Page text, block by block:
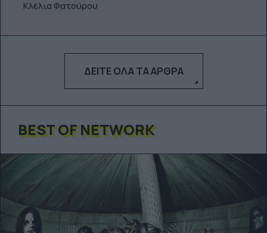
Κλέλια Φατούρου
ΔΕΊΤΕ ΌΛΑ ΤΑ ΆΡΘΡΑ
BEST OF NETWORK